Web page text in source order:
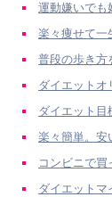
運動嫌いでも
楽々痩せて一
普段の歩き方
ダイエット
ダイエット目
楽々簡単。安
コンビニで
ダイエットマ